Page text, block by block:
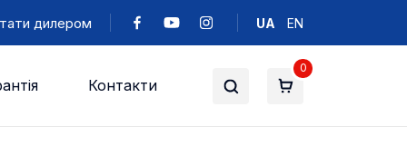
дилером UA EN
Контакти
0